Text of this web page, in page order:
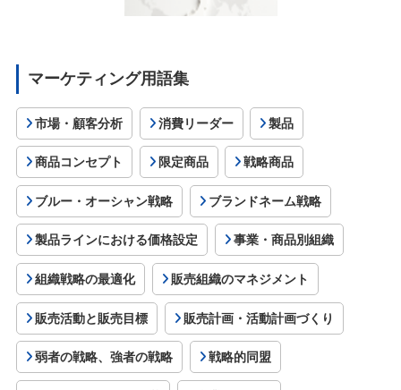
マーケティング用語集
市場・顧客分析 消費リーダー 製品
商品コンセプト 限定商品 戦略商品
ブルー・オーシャン戦略 ブランドネーム戦略
製品ラインにおける価格設定 事業・商品別組織
組織戦略の最適化 販売組織のマネジメント
販売活動と販売目標 販売計画・活動計画づくり
弱者の戦略、強者の戦略 戦略的同盟